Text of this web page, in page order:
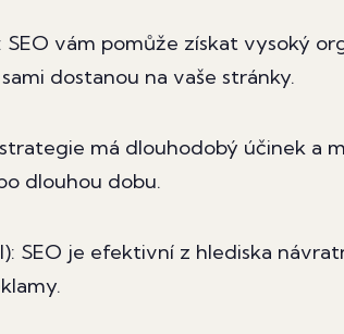
vám pomůže získat vysoký
dostanou na vaše stránky.
má dlouhodobý účinek a
dlouhou dobu.
SEO je efektivní z hlediska